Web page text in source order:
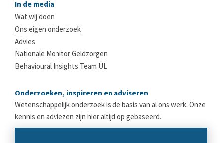
In de media
Wat wij doen
Ons eigen onderzoek
Advies
Nationale Monitor Geldzorgen
Behavioural Insights Team UL
Onderzoeken, inspireren en adviseren
Wetenschappelijk onderzoek is de basis van al ons werk. Onze
kennis en adviezen zijn hier altijd op gebaseerd.